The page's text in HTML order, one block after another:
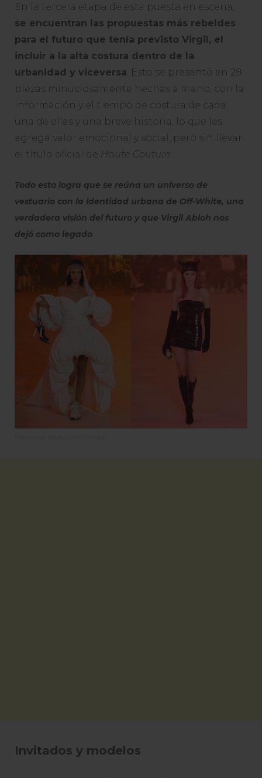
En la tercera etapa de esta puesta en escena,
se encuentran las propuestas más rebeldes
para el futuro que tenía previsto Virgil, el
incluir a la alta costura dentro de la
urbanidad y viceversa . Esto se presentó en 28
piezas minuciosamente hechas a mano, con la
información y el tiempo de costura de cada
una de ellas y una breve historia, lo que les
agrega valor emocional y social, pero sin llevar
el título oficial de Haute Couture
Todo esto logra que se reúna un universo de
vestuario con la identidad urbana de Off-White, una
verdadera visión del futuro y que Virgil Abloh nos
dejó como legado.
Invitados y modelos